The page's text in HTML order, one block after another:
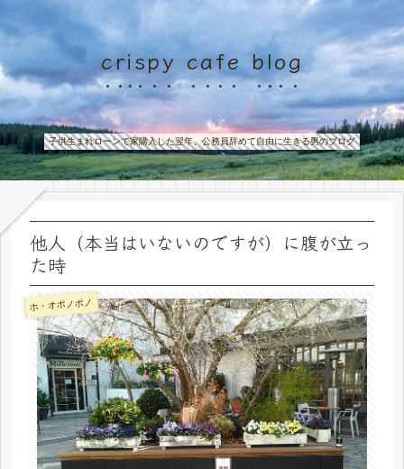
crispy cafe blog
子供生まれローンで家購入した翌年、公務員辞めて自由に生きる男のブログ
他人（本当はいないのですが）に腹が立っ
た時
ホ・オポノポノ